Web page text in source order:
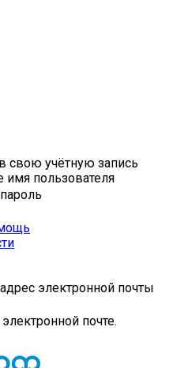
свою учётную запись
имя пользователя
электронной почты
почте.